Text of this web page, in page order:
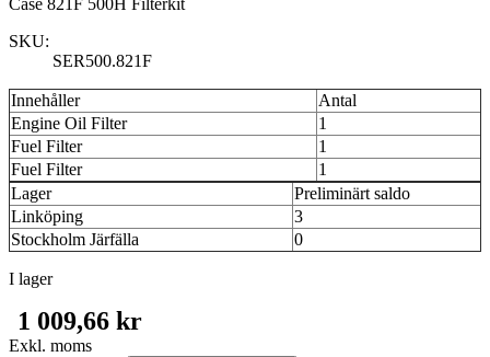
Case 821F 500H Filterkit
SKU:
SER500.821F
Innehåller
Antal
Engine Oil Filter
1
Fuel Filter
1
Fuel Filter
1
Lager
Preliminärt saldo
Linköping
3
Stockholm Järfälla
0
I lager
1 009,66 kr
Exkl. moms